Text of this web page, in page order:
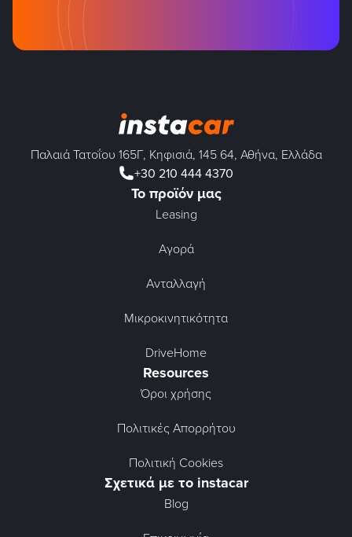
Παλαιά Τατοΐου 165Γ, Κηφισιά, 145 64, Αθήνα, Ελλάδα
+30 210 444 4370
Το προϊόν μας
Leasing
Αγορά
Ανταλλαγή
Μικροκινητικότητα
DriveHome
Resources
Όροι χρήσης
Πολιτικές Απορρήτου
Πολιτική Cookies
Σχετικά με το instacar
Blog